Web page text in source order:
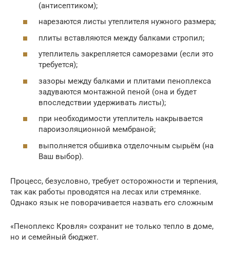
(антисептиком);
нарезаются листы утеплителя нужного размера;
плиты вставляются между балками стропил;
утеплитель закрепляется саморезами (если это
требуется);
зазоры между балками и плитами пеноплекса
задуваются монтажной пеной (она и будет
впоследствии удерживать листы);
при необходимости утеплитель накрывается
пароизоляционной мембраной;
выполняется обшивка отделочным сырьём (на
Ваш выбор).
Процесс, безусловно, требует осторожности и терпения,
так как работы проводятся на лесах или стремянке.
Однако язык не поворачивается назвать его сложным
«Пеноплекс Кровля» сохранит не только тепло в доме,
но и семейный бюджет.